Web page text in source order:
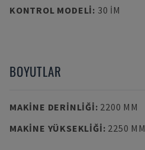
KONTROL MODELI: 30 IM
BOYUTLAR
MAKINE DERINLIĞI: 2200 MM
MAKINE YÜKSEKLIĞI: 2250 MM